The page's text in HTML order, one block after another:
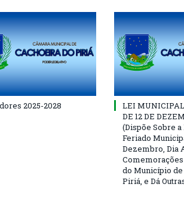
2025-2028
LEI MUNICIPAL
DE 12 DE
(Dispõe Sobre
Feriado
Dezembro, Dia
do Município
Piriá, e Dá